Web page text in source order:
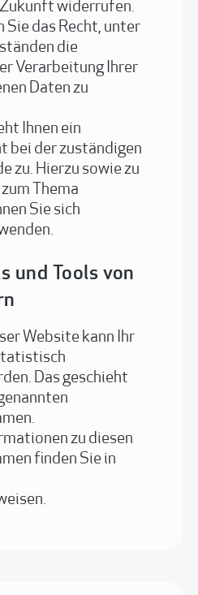
widerrufen.
Sie das Recht, unter
die
Verarbeitung Ihrer
Daten zu
Ihnen ein
bei der zuständigen
zu. Hierzu sowie zu
Thema
Sie sich
und Tools von
Website kann Ihr
Das geschieht
zu diesen
finden Sie in